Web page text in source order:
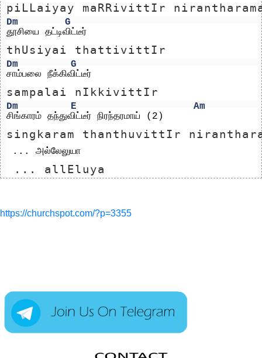
piLLaiyay maRRivittIr
Dm
G
தூசியை தட்டிவிட்டீர்
thUsiyai thattivittIr
Dm
G
சாம்பலை நீக்கிவிட்டீர்
sampalai nIkkivittIr
Dm E
Am
சிங்காரம் தந்துவிட்டீர் நிரந்தரமாய்
singkaram
... அல்லேலுயா
... allEluya
https://churchspot.com/?p=3355